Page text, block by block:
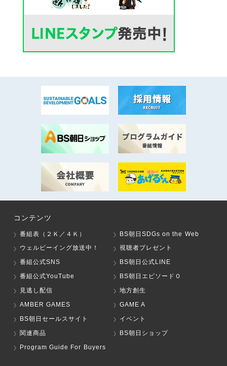
コンテンツ
番組表（２Ｋ／４Ｋ）
BS朝日SDGs on the Web
ウェルビーイング放送中！
視聴者プレゼント
番組公式SNS
BS朝日公式LINE
番組公式YouTube
BS朝日エピソード０
見逃し配信
地方創生
AMBER GAMES
GAME A
BS朝日セールスサイト
イベント
関連商品
BS朝日ショップ
Program Guide For Buyers